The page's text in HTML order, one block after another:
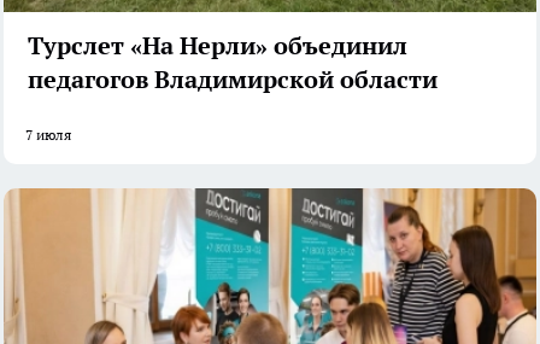
Турслет «На Нерли» объединил
педагогов Владимирской области
7 июля